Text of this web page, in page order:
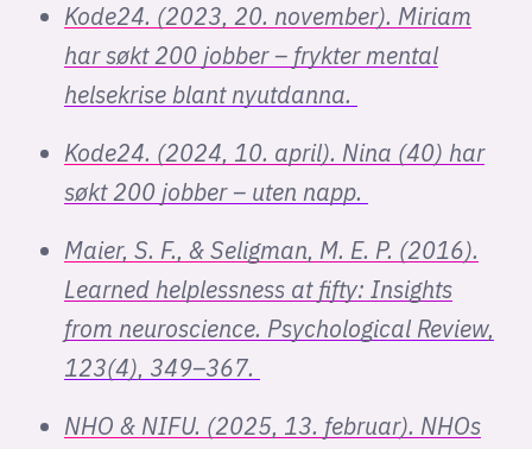
Kode24. (2023, 20. november). Miriam
har søkt 200 jobber – frykter mental
helsekrise blant nyutdanna.
Kode24. (2024, 10. april). Nina (40) har
søkt 200 jobber – uten napp.
Maier, S. F., & Seligman, M. E. P. (2016).
Learned helplessness at fifty: Insights
from neuroscience. Psychological Review,
123(4), 349–367.
NHO & NIFU. (2025, 13. februar). NHOs